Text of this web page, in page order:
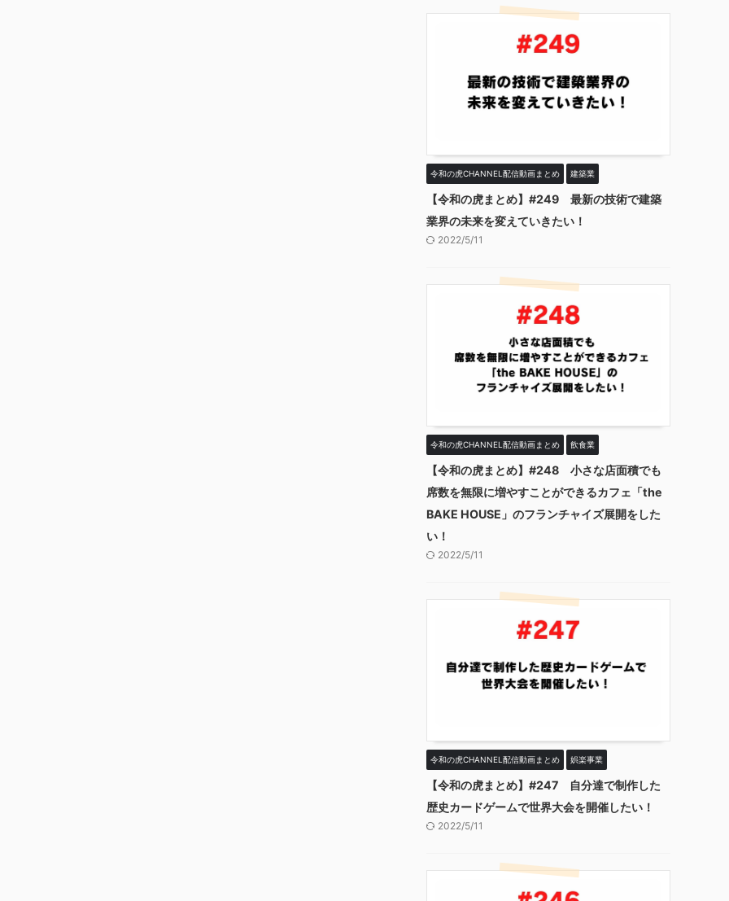
令和の虎CHANNEL配信動画まとめ 建築業
【令和の虎まとめ】#249 最新の技術で建築
業界の未来を変えていきたい！
2022/5/11
令和の虎CHANNEL配信動画まとめ 飲食業
【令和の虎まとめ】#248 小さな店面積でも
席数を無限に増やすことができるカフェ「the
BAKE HOUSE」のフランチャイズ展開をした
い！
2022/5/11
令和の虎CHANNEL配信動画まとめ 娯楽事業
【令和の虎まとめ】#247 自分達で制作した
歴史カードゲームで世界大会を開催したい！
2022/5/11